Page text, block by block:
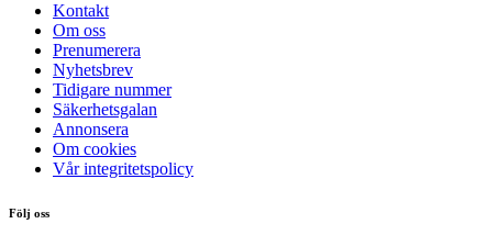
Kontakt
Om oss
Prenumerera
Nyhetsbrev
Tidigare nummer
Säkerhetsgalan
Annonsera
Om cookies
Vår integritetspolicy
Följ oss